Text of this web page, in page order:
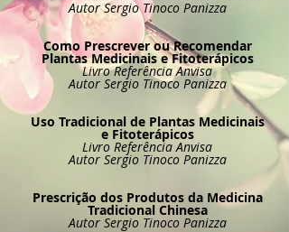
Autor Sergio Tinoco Panizza
Como Prescrever ou Recomendar
Plantas Medicinais e Fitoterápicos
Livro Referência Anvisa
Autor Sergio Tinoco Panizza
Uso Tradicional de Plantas Medicinais
e Fitoterápicos
Livro Referência Anvisa
Autor Sergio Tinoco Panizza
Prescrição dos Produtos da Medicina
Tradicional Chinesa
Autor Sergio Tinoco Panizza